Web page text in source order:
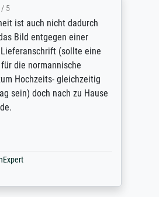
5
ist auch nicht dadurch
Bild entgegen einer
(sollte eine
die normannische
Hochzeits- gleichzeitig
sein) doch nach zu Hause